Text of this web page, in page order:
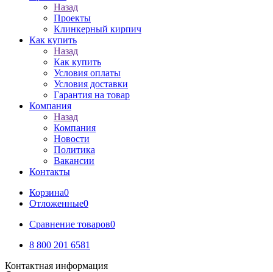
Назад
Проекты
Клинкерный кирпич
Как купить
Назад
Как купить
Условия оплаты
Условия доставки
Гарантия на товар
Компания
Назад
Компания
Новости
Политика
Вакансии
Контакты
Корзина0
Отложенные0
Сравнение товаров0
8 800 201 6581
Контактная информация